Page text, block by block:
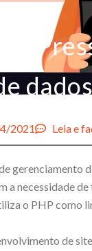
dados
2021 Leia e
a necessidade
o PHP como
de